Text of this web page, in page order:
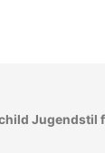
Jugendstil